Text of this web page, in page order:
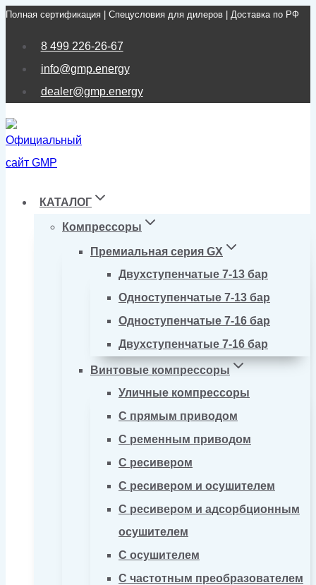
Перейти
Полная сертификация | Спецусловия для дилеров | Доставка по РФ
8 499 226-26-67
info@gmp.energy
dealer@gmp.energy
КАТАЛОГ
Компрессоры
Премиальная серия GX
Двухступенчатые 7-13 бар
Одноступенчатые 7-13 бар
Одноступенчатые 7-16 бар
Двухступенчатые 7-16 бар
Винтовые компрессоры
Уличные компрессоры
С прямым приводом
С ременным приводом
С ресивером
С ресивером и осушителем
С ресивером и адсорбционным
осушителем
С осушителем
С частотным преобразователем